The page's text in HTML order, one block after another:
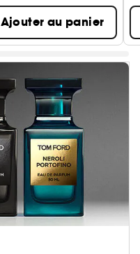
Ajouter au panier